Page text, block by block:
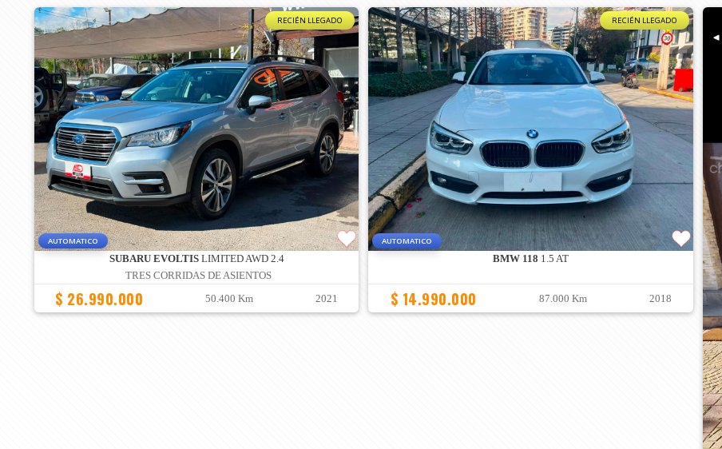
RECIÉN LLEGADO
AUTOMATICO
SUBARU EVOLTISLIMITED AWD 2.4
TRES CORRIDAS DE ASIENTOS
$ 26.990.000 50.400 Km 2021
RECIÉN LLEGADO
AUTOMATICO
BMW 118 1.5 AT
$ 14.990.000 87.000 Km 2018